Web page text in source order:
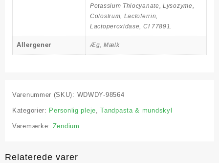
Potassium Thiocyanate, Lysozyme,
Colostrum, Lactoferrin,
Lactoperoxidase, CI 77891.
Allergener Æg, Mælk
Varenummer (SKU): WDWDY-98564
Kategorier: Personlig pleje,Tandpasta & mundskyl
Varemærke: Zendium
Relaterede varer